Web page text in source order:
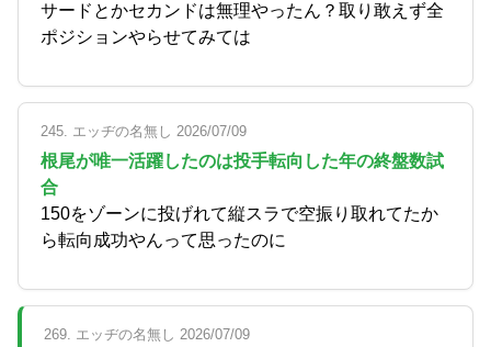
サードとかセカンドは無理やったん？取り敢えず全
ポジションやらせてみては
245. エッヂの名無し 2026/07/09
根尾が唯一活躍したのは投手転向した年の終盤数試
合
150をゾーンに投げれて縦スラで空振り取れてたか
ら転向成功やんって思ったのに
269. エッヂの名無し 2026/07/09